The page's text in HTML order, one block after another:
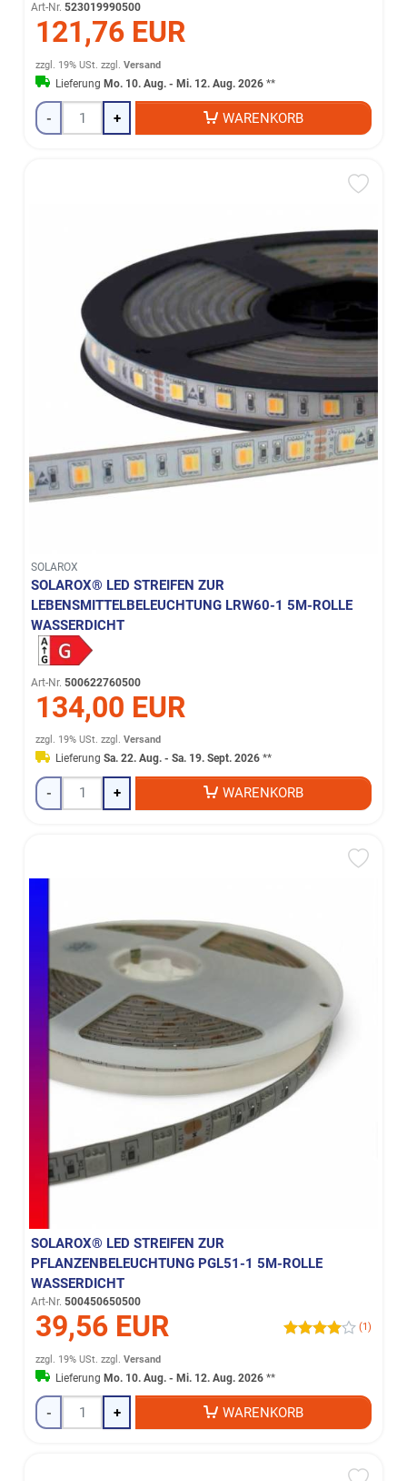
Art-Nr. 523019990500
121,76 EUR
zzgl. 19% USt. zzgl.Versand
Lieferung Mo. 10. Aug. - Mi. 12. Aug. 2026 **
- + WARENKORB
SOLAROX
SOLAROX® LED STREIFEN ZUR
LEBENSMITTELBELEUCHTUNG LRW60-1 5M-ROLLE
WASSERDICHT
Art-Nr. 500622760500
134,00 EUR
zzgl. 19% USt. zzgl.Versand
LieferungSa. 22. Aug. - Sa. 19. Sept. 2026 **
- + WARENKORB
SOLAROX® LED STREIFEN ZUR
PFLANZENBELEUCHTUNG PGL51-1 5M-ROLLE
WASSERDICHT
Art-Nr. 500450650500
39,56 EUR (1)
zzgl. 19% USt. zzgl.Versand
LieferungMo. 10. Aug. - Mi. 12. Aug. 2026 **
- + WARENKORB